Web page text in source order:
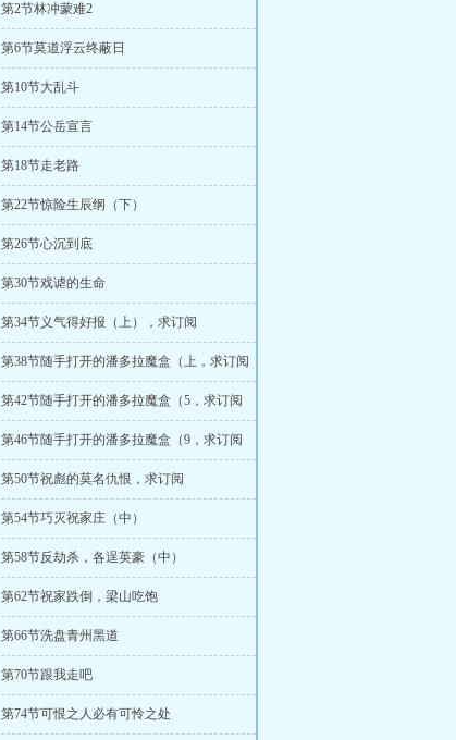
第2节林冲蒙难2
第6节莫道浮云终蔽日
第10节大乱斗
第14节公岳宣言
第18节走老路
第22节惊险生辰纲（下）
第26节心沉到底
第30节戏谑的生命
第34节义气得好报（上），求订阅
第38节随手打开的潘多拉魔盒（上，求订阅
第42节随手打开的潘多拉魔盒（5，求订阅
第46节随手打开的潘多拉魔盒（9，求订阅
第50节祝彪的莫名仇恨，求订阅
第54节巧灭祝家庄（中）
第58节反劫杀，各逞英豪（中）
第62节祝家跌倒，梁山吃饱
第66节洗盘青州黑道
第70节跟我走吧
第74节可恨之人必有可怜之处